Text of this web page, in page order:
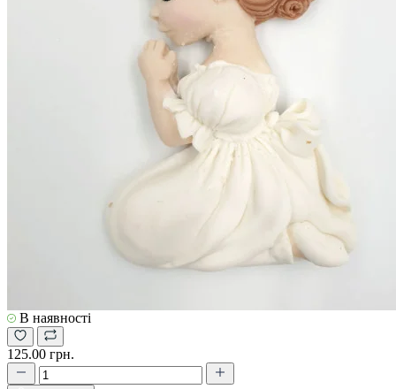
В наявності
125.00 грн.